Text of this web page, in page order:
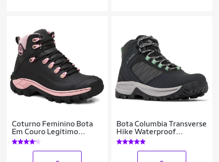
Coturno Feminino Bota
Em Couro Legítimo
Resistente Reforçada
Com C.A Leve Macia
Confortável Trilha
Bota Columbia Transverse
Hike Waterproof
Feminina